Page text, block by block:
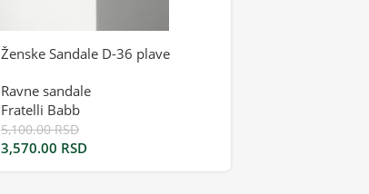
Ženske Sandale D-36 plave
Ravne sandale
Fratelli Babb
5,100.00RSD
3,570.00 RSD